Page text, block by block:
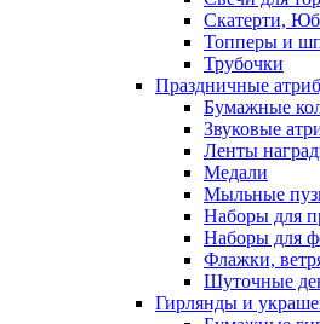
Скатерти,
Топперы и
Трубочки
Праздничные
Бумажные
Звуковые
Ленты
Медали
Мыльные
Наборы для
Наборы для
Флажки,
Шуточные
Гирлянды и